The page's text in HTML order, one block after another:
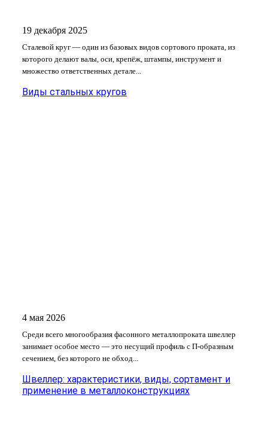
19 декабря 2025
Сталевой круг — один из базовых видов сортового проката, из
которого делают валы, оси, крепёж, штампы, инструмент и
множество ответственных детале...
Виды стальных кругов
4 мая 2026
Среди всего многообразия фасонного металлопроката швеллер
занимает особое место — это несущий профиль с П-образным
сечением, без которого не обход...
Швеллер: характеристики, виды, сортамент и
применение в металлоконструкциях